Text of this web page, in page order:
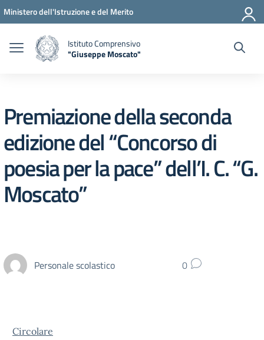
Vai ai contenuti
Vai al menu di navigazione
Vai al footer
Ministero dell'Istruzione e del Merito
Istituto Comprensivo
"Giuseppe Moscato"
Premiazione della seconda
edizione del “Concorso di
poesia per la pace” dell’I. C. “G.
Moscato”
Personale scolastico 0
Circolare